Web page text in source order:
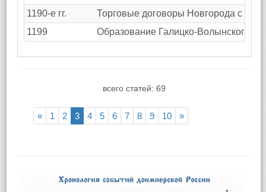
1190-е гг.
Торговые договоры Новгорода с
1199
Образование Галицко-Волынского
всего статей: 69
« 1 2 3 4 5 6 7 8 9 10 »